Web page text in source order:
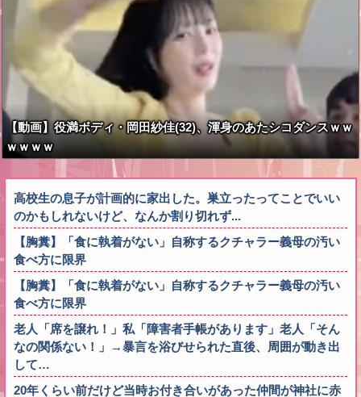
【動画】役満ボディ・岡田紗佳(32)、渾身のあたシコダンスｗｗ
ｗｗｗｗ
高校生の息子が計画的に家出した。巣立ったってことでいい
のかもしれないけど、なんか割り切れず...
【胸糞】「食に執着がない」自称するクチャラー義母の汚い
食べ方に限界
【胸糞】「食に執着がない」自称するクチャラー義母の汚い
食べ方に限界
老人「席を譲れ！」私「障害者手帳があります」老人「そん
なの関係ない！」→暴言を浴びせられた直後、周囲が動き出
して…
20年くらい前だけど当時お付き合いがあった仲間が神社に赤